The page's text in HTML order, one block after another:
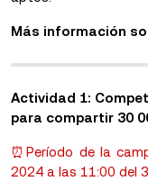
Más información
Actividad 1:
para compartir 30
⏰Período de la
2024 a las 11:00 del